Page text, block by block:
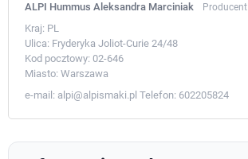
ALPI Hummus Aleksandra Marciniak Producent
Kraj: PL
Ulica: Fryderyka Joliot-Curie 24/48
Kod pocztowy: 02-646
Miasto: Warszawa
e-mail: alpi@alpismaki.pl Telefon: 602205824